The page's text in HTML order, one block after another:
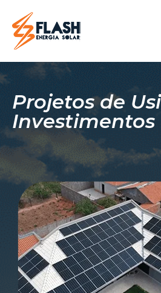
Projetos de
Investimentos